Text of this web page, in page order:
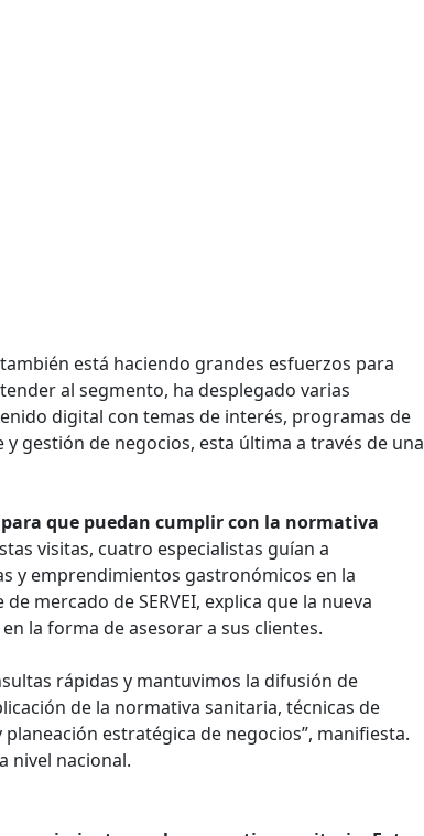
está haciendo grandes esfuerzos para
al segmento, ha desplegado varias
digital con temas de interés, programas de
gestión de negocios, esta última a través de una
que puedan cumplir con la normativa
visitas, cuatro especialistas guían a
y emprendimientos gastronómicos en la
mercado de SERVEI, explica que la nueva
la forma de asesorar a sus clientes.
rápidas y mantuvimos la difusión de
de la normativa sanitaria, técnicas de
estratégica de negocios”, manifiesta.
nivel nacional.